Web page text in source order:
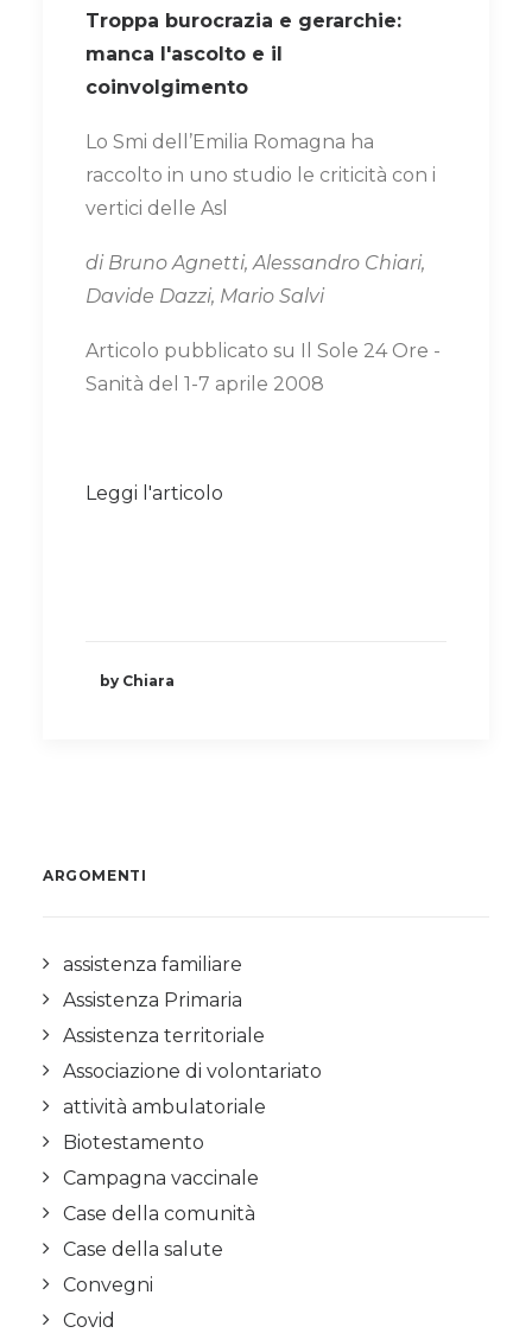
Troppa burocrazia e gerarchie:
manca l'ascolto e il
coinvolgimento
Lo Smi dell’Emilia Romagna ha
raccolto in uno studio le criticità con i
vertici delle Asl
di Bruno Agnetti, Alessandro Chiari,
Davide Dazzi, Mario Salvi
Articolo pubblicato su Il Sole 24 Ore -
Sanità del 1-7 aprile 2008
Leggi l'articolo
by Chiara
ARGOMENTI
assistenza familiare
Assistenza Primaria
Assistenza territoriale
Associazione di volontariato
attività ambulatoriale
Biotestamento
Campagna vaccinale
Case della comunità
Case della salute
Convegni
Covid